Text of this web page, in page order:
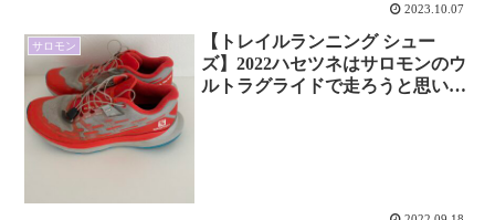
2023.10.07
サロモン
【トレイルランニング シュー
ズ】2022ハセツネはサロモンのウ
ルトラグライドで走ろうと思いま